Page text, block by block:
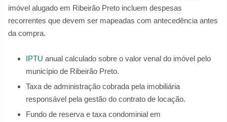
imóvel alugado em Ribeirão Preto incluem despesas
recorrentes que devem ser mapeadas com antecedência antes
da compra.
IPTU anual calculado sobre o valor venal do imóvel pelo
município de Ribeirão Preto.
Taxa de administração cobrada pela imobiliária
responsável pela gestão do contrato de locação.
Fundo de reserva e taxa condominial em